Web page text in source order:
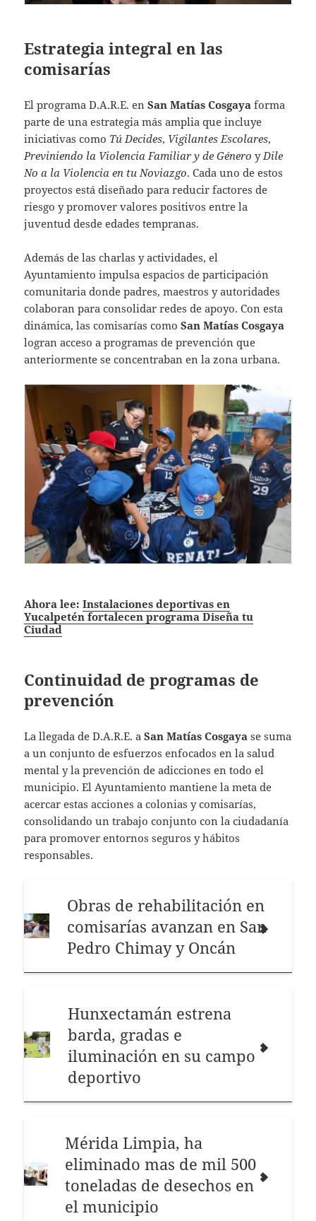
Estrategia integral en las
comisarías
El programa D.A.R.E. enSan Matías Cosgaya forma
parte de una estrategia más amplia que incluye
iniciativas como Tú Decides, Vigilantes Escolares,
Previniendo la Violencia Familiar y de Género yDile
No a la Violencia en tu Noviazgo. Cada uno de estos
proyectos está diseñado para reducir factores de
riesgo y promover valores positivos entre la
juventud desde edades tempranas.
Además de las charlas y actividades, el
Ayuntamiento impulsa espacios de participación
comunitaria donde padres, maestros y autoridades
colaboran para consolidar redes de apoyo. Con esta
dinámica, las comisarías comoSan Matías Cosgaya
logran acceso a programas de prevención que
anteriormente se concentraban en la zona urbana.
Ahora lee:Instalaciones deportivas en
Yucalpetén fortalecen programa Diseña tu
Ciudad
Continuidad de programas de
prevención
La llegada de D.A.R.E. aSan Matías Cosgaya se suma
a un conjunto de esfuerzos enfocados en la salud
mental y la prevención de adicciones en todo el
municipio. El Ayuntamiento mantiene la meta de
acercar estas acciones a colonias y comisarías,
consolidando un trabajo conjunto con la ciudadanía
para promover entornos seguros y hábitos
responsables.
Obras de rehabilitación en
comisarías avanzan en San
Pedro Chimay y Oncán
Hunxectamán estrena
barda, gradas e
iluminación en su campo
deportivo
Mérida Limpia, ha
eliminado mas de mil 500
toneladas de desechos en
el municipio